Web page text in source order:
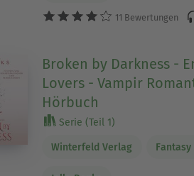
11 Bewertungen
Broken by Darkness -
Lovers - Vampir
Hörbuch
Serie (Teil 1)
Winterfeld Verlag